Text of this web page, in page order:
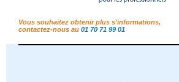
Vous souhaitez obtenir plus s'informations,
contactez-nous au 01 70 71 99 01